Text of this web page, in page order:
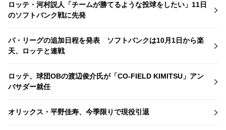
ロッテ・河村説人「チームが勝てるような投球をしたい」11日
のソフトバンク戦に先発
パ・リーグの追加日程を発表 ソフトバンクは10月1日から楽
天、ロッテと連戦
ロッテ、球団OBの渡辺俊介氏が「CO-FIELD KIMITSU」アン
バサダー就任
オリックス・平野佳寿、今季限りで現役引退